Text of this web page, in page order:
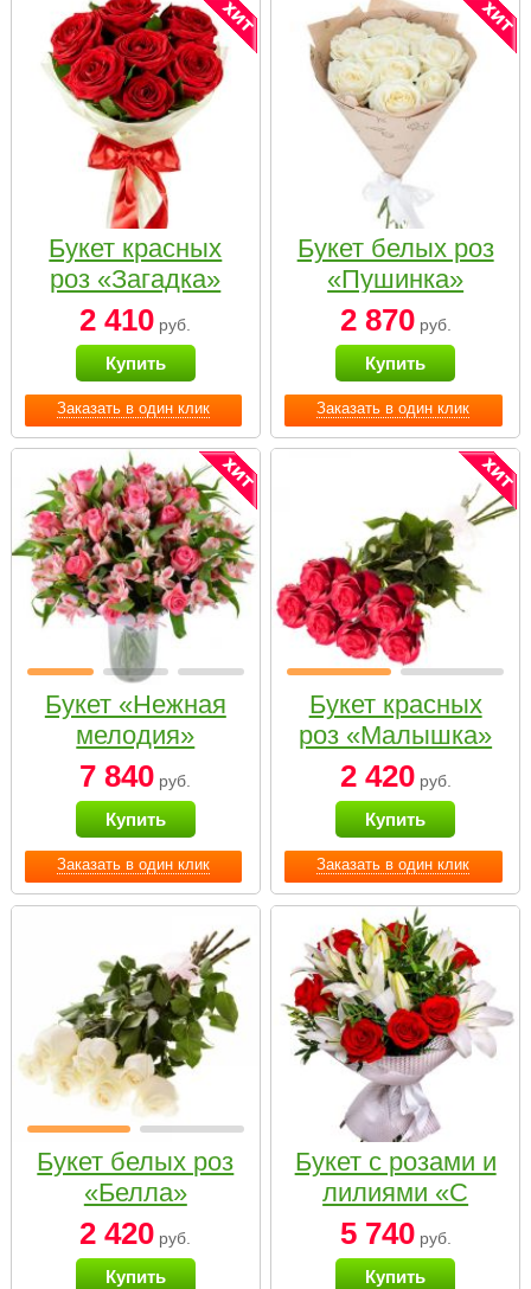
Заказать в один клик
Букет красных
роз «Загадка»
2 410 руб.
Купить
Заказать в один клик
Букет белых роз
«Пушинка»
2 870руб.
Купить
Заказать в один клик
Букет «Нежная
мелодия»
7 840 руб.
Купить
Заказать в один клик
Букет красных
роз «Малышка»
2 420руб.
Купить
Букет белых роз
«Белла»
2 420 руб.
Купить
Букет с розами и
лилиями «С
наилучшими
пожеланиями»
5 740руб.
Купить